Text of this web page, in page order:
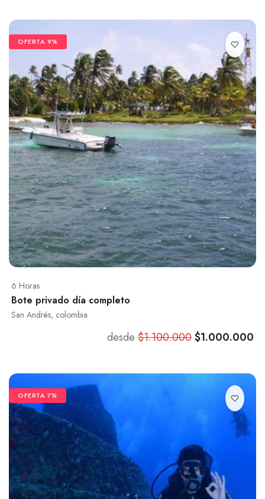
OFERTA 9%
6 Horas
Bote privado día completo
San Andrés, colombia
desde $1.100.000$1.000.000
OFERTA 7%